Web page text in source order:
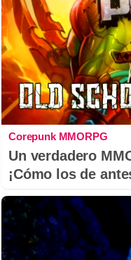
Corepunk MMORPG
Un verdadero
¡Cómo los de